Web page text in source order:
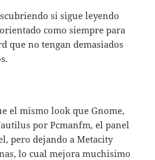
si sigue leyendo
como siempre para
que no tengan demasiados
el mismo look que Gnome,
por Pcmanfm, el panel
pero dejando a Metacity
lo cual mejora muchisimo